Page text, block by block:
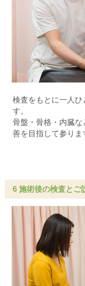
検査をもとに一人ひ
す。
骨盤・骨格・内臓
善を目指して参りま
6 施術後の検査とご